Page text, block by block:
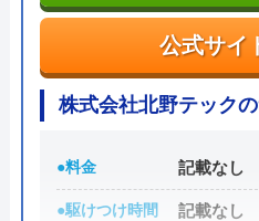
Googleク
公式サイ
公式サイ
株式会社北野テック
●料金 記載なし
●駆けつけ時間 記載なし